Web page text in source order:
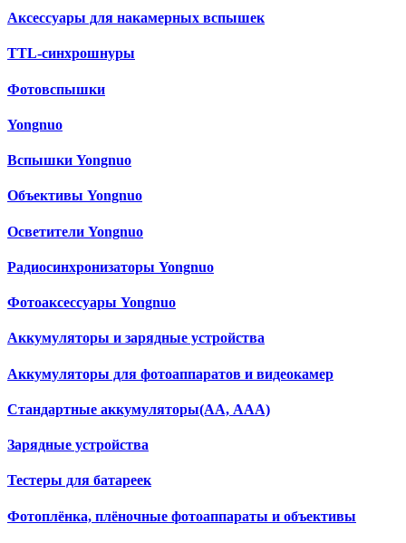
Аксессуары для накамерных вспышек
TTL-синхрошнуры
Фотовспышки
Yongnuo
Вспышки Yongnuo
Объективы Yongnuo
Осветители Yongnuo
Радиосинхронизаторы Yongnuo
Фотоаксессуары Yongnuo
Аккумуляторы и зарядные устройства
Аккумуляторы для фотоаппаратов и видеокамер
Cтандартные аккумуляторы(АА, ААА)
Зарядные устройства
Тестеры для батареек
Фотоплёнка, плёночные фотоаппараты и объективы